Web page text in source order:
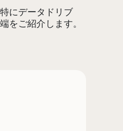
にデータドリブ
をご紹介します。